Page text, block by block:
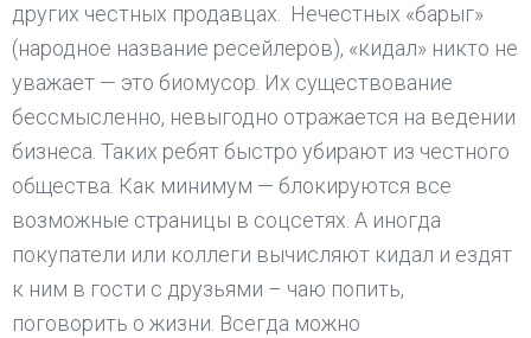
других честных продавцах. Нечестных «барыг»
(народное название ресейлеров), «кидал» никто не
уважает — это биомусор. Их существование
бессмысленно, невыгодно отражается на ведении
бизнеса. Таких ребят быстро убирают из честного
общества. Как минимум — блокируются все
возможные страницы в соцсетях. А иногда
покупатели или коллеги вычисляют кидал и ездят
к ним в гости с друзьями – чаю попить,
поговорить о жизни. Всегда можно